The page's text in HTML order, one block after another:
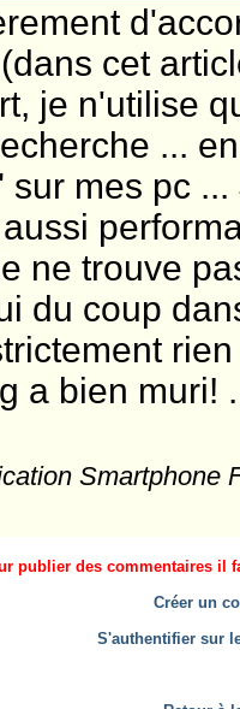
cet
je n'utilise
...
sur mes pc
ne trouve
du coup
a bien muri!
Smartphone
publier des commentaires il
Créer un
S'authentifier sur